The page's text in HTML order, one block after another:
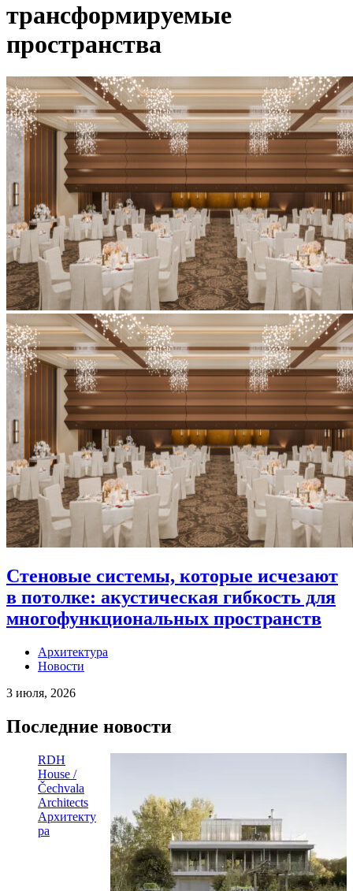
трансформируемые
пространства
Стеновые системы, которые исчезают
в потолке: акустическая гибкость для
многофункциональных пространств
Архитектура
Новости
3 июля, 2026
Последние новости
RDH
House /
Čechvala
Architects
Архитекту
ра